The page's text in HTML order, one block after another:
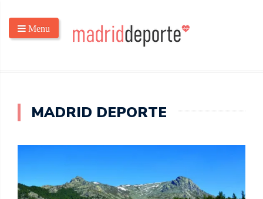
Menu
MADRID DEPORTE